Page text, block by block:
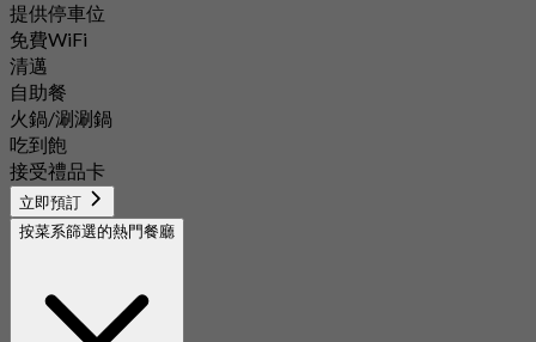
提供停車位
免費WiFi
清邁
自助餐
火鍋/涮涮鍋
吃到飽
接受禮品卡
立即預訂
按菜系篩選的熱門餐廳